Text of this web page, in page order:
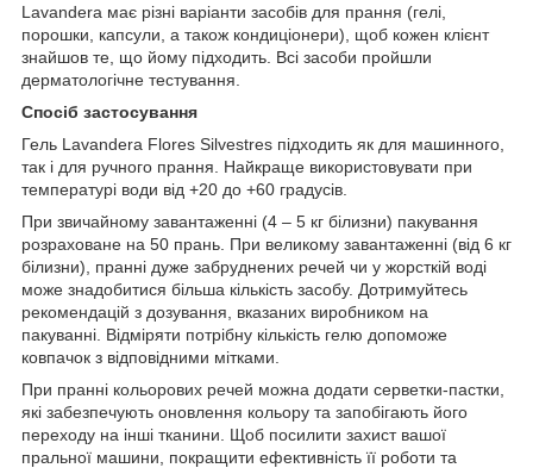
Lavandera має різні варіанти засобів для прання (гелі,
порошки, капсули, а також кондиціонери), щоб кожен клієнт
знайшов те, що йому підходить. Всі засоби пройшли
дерматологічне тестування.
Спосіб застосування
Гель Lavandera Flores Silvestres підходить як для машинного,
так і для ручного прання. Найкраще використовувати при
температурі води від +20 до +60 градусів.
При звичайному завантаженні (4 – 5 кг білизни) пакування
розраховане на 50 прань. При великому завантаженні (від 6 кг
білизни), пранні дуже забруднених речей чи у жорсткій воді
може знадобитися більша кількість засобу. Дотримуйтесь
рекомендацій з дозування, вказаних виробником на
пакуванні. Відміряти потрібну кількість гелю допоможе
ковпачок з відповідними мітками.
При пранні кольорових речей можна додати серветки-пастки,
які забезпечують оновлення кольору та запобігають його
переходу на інші тканини. Щоб посилити захист вашої
пральної машини, покращити ефективність її роботи та